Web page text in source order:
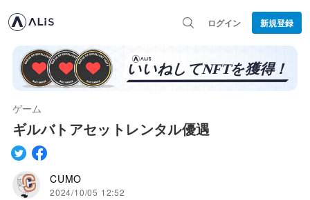
ログイン 新規登録
ゲーム
ギルバトアセットレンタル優遇
CUMO
2024/10/05 12:52